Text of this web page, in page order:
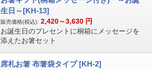
生日～[KH-13]
販売価格(税込): 2,420～3,630 円
お誕生日のプレセントに桐箱にメッセージを
添えたお箸セット
席札お箸 布箸袋タイプ [KH-2]